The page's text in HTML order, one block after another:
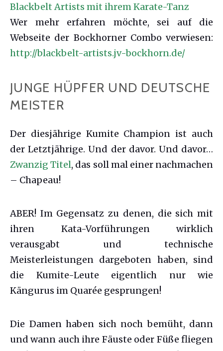
Blackbelt Artists mit ihrem Karate-Tanz
Wer mehr erfahren möchte, sei auf die
Webseite der Bockhorner Combo verwiesen:
http://blackbelt-artists.jv-bockhorn.de/
JUNGE HÜPFER UND DEUTSCHE
MEISTER
Der diesjährige Kumite Champion ist auch
der Letztjährige. Und der davor. Und davor…
Zwanzig Titel, das soll mal einer nachmachen
– Chapeau!
ABER! Im Gegensatz zu denen, die sich mit
ihren Kata-Vorführungen wirklich
verausgabt und technische
Meisterleistungen dargeboten haben, sind
die Kumite-Leute eigentlich nur wie
Kängurus im Quarée gesprungen!
Die Damen haben sich noch bemüht, dann
und wann auch ihre Fäuste oder Füße fliegen